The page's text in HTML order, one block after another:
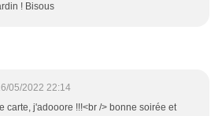
! Bisous
05/2022 22:14
carte, j'adooore !!!<br /> bonne soirée et